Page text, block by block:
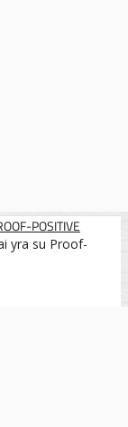
POSITIVE
yra su Proof-